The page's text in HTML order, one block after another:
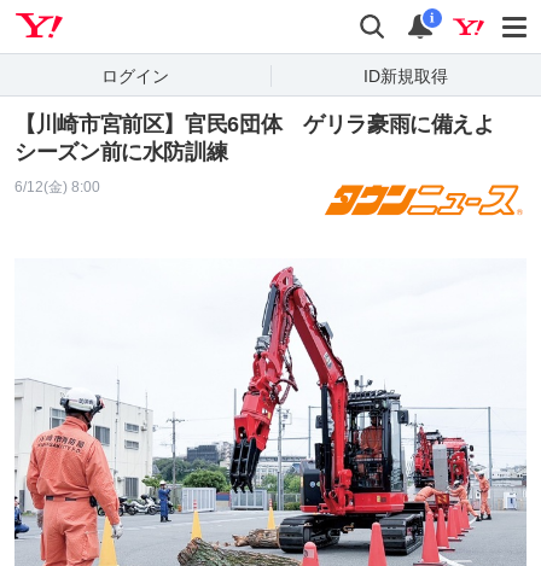
検索 通知
i
ログイン ID新規取得
【川崎市宮前区】官民6団体 ゲリラ豪雨に備えよ
シーズン前に水防訓練
6/12(金) 8:00